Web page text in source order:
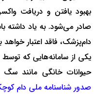
بهبود یافتن و دریافت
صادر می‌شود. به یاد داشته
دام‌پزشک، فاقد اعتبار خواهد
یکی از سامانه‌هایی که توسط
حیوانات خانگی مانند
صدور شناسنامه ملی دام